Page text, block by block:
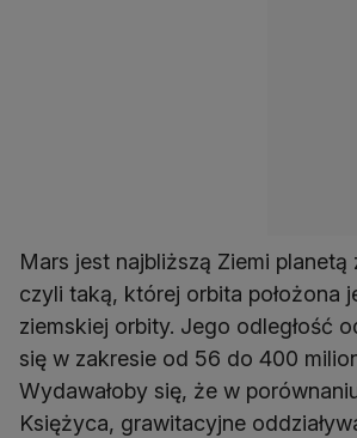
Mars jest najbliższą Ziemi planetą
czyli taką, której orbita położona
ziemskiej orbity. Jego odległość
się w zakresie od 56 do 400
Wydawałoby się, że w
Księżyca, grawitacyjne